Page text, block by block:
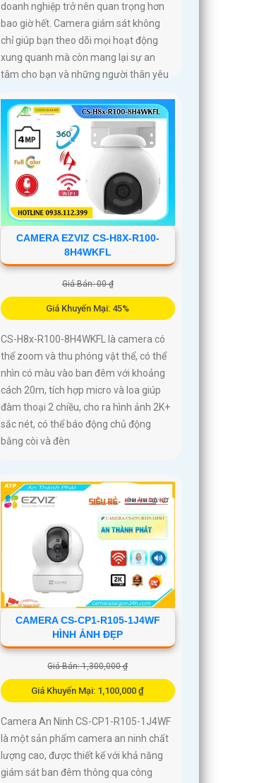
doanh nghiệp trở nên quan trọng hơn
bao giờ hết. Camera giám sát không
chỉ giúp bạn theo dõi mọi hoạt động
xung quanh mà còn mang lại sự an
tâm cho bạn và những người thân yêu
CAMERA EZVIZ CS-H8X-R100-
8H4WKFL
Giá Bán: 00 ₫
Giá Khuyến Mại: 45%
CS-H8x-R100-8H4WKFL là camera có
thể zoom và thu phóng vật thể, có thể
nhìn có màu vào ban đêm với khoảng
cách 20m, tích hợp micro và loa giúp
đàm thoại 2 chiều, cho ra hình ảnh 2K+
sắc nét, có thể báo động chủ động
bằng còi và đèn
CAMERA CS-CP1-R105-1J4WF
HÌNH ẢNH ĐẸP
Giá Bán: 1,300,000 ₫
Giá Khuyến Mại: 1,100,000 ₫
Camera An Ninh CS-CP1-R105-1J4WF
là một sản phẩm camera an ninh chất
lượng cao, được thiết kế với khả năng
giám sát ban đêm thông qua công